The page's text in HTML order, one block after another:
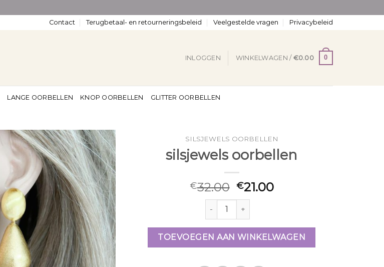
Contact Terugbetaal- en retourneringsbeleid Veelgestelde vragen Privacybeleid
INLOGGEN WINKELWAGEN / €0.00 0
LANGE OORBELLEN KNOP OORBELLEN GLITTER OORBELLEN
SILSJEWELS OORBELLEN
silsjewels oorbellen
€32.00 €21.00
silsjewels oorbellen aantal
TOEVOEGEN AAN WINKELWAGEN